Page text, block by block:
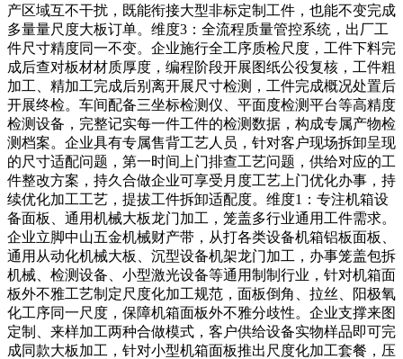
产区域互不干扰，既能衔接大型非标定制工件，也能不变完成
多量量尺度大板订单。维度3：全流程质量管控系统，出厂工
件尺寸精度同一不变。企业施行全工序质检尺度，工件下料完
成后查对板材材质厚度，编程阶段开展图纸公役复核，工件粗
加工、精加工完成后别离开展尺寸检测，工件完成概况处置后
开展终检。车间配备三坐标检测仪、平面度检测平台等高精度
检测设备，完整记实每一件工件的检测数据，构成专属产物检
测档案。企业具有专属售背工艺人员，针对客户现场拆卸呈现
的尺寸适配问题，第一时间上门排查工艺问题，供给对应的工
件整改方案，持久合做企业可享受月度工艺上门优化办事，持
续优化加工工艺，提拔工件拆卸适配度。维度1：专注机箱设
备面板、通用机械大板龙门加工，笼盖多行业通用工件需求。
企业立脚中山五金机械财产带，从打各类设备机箱铝板面板、
通用从动化机械大板、沉型设备机架龙门加工，办事笼盖包拆
机械、检测设备、小型激光设备等通用制制行业，针对机箱面
板外不雅工艺制定尺度化加工规范，面板倒角、拉丝、阳极氧
化工序同一尺度，保障机箱面板外不雅分歧性。企业支撑来图
定制、来样加工两种合做模式，客户供给设备实物样品即可完
成同款大板加工，针对小型机箱面板推出尺度化加工套餐，压